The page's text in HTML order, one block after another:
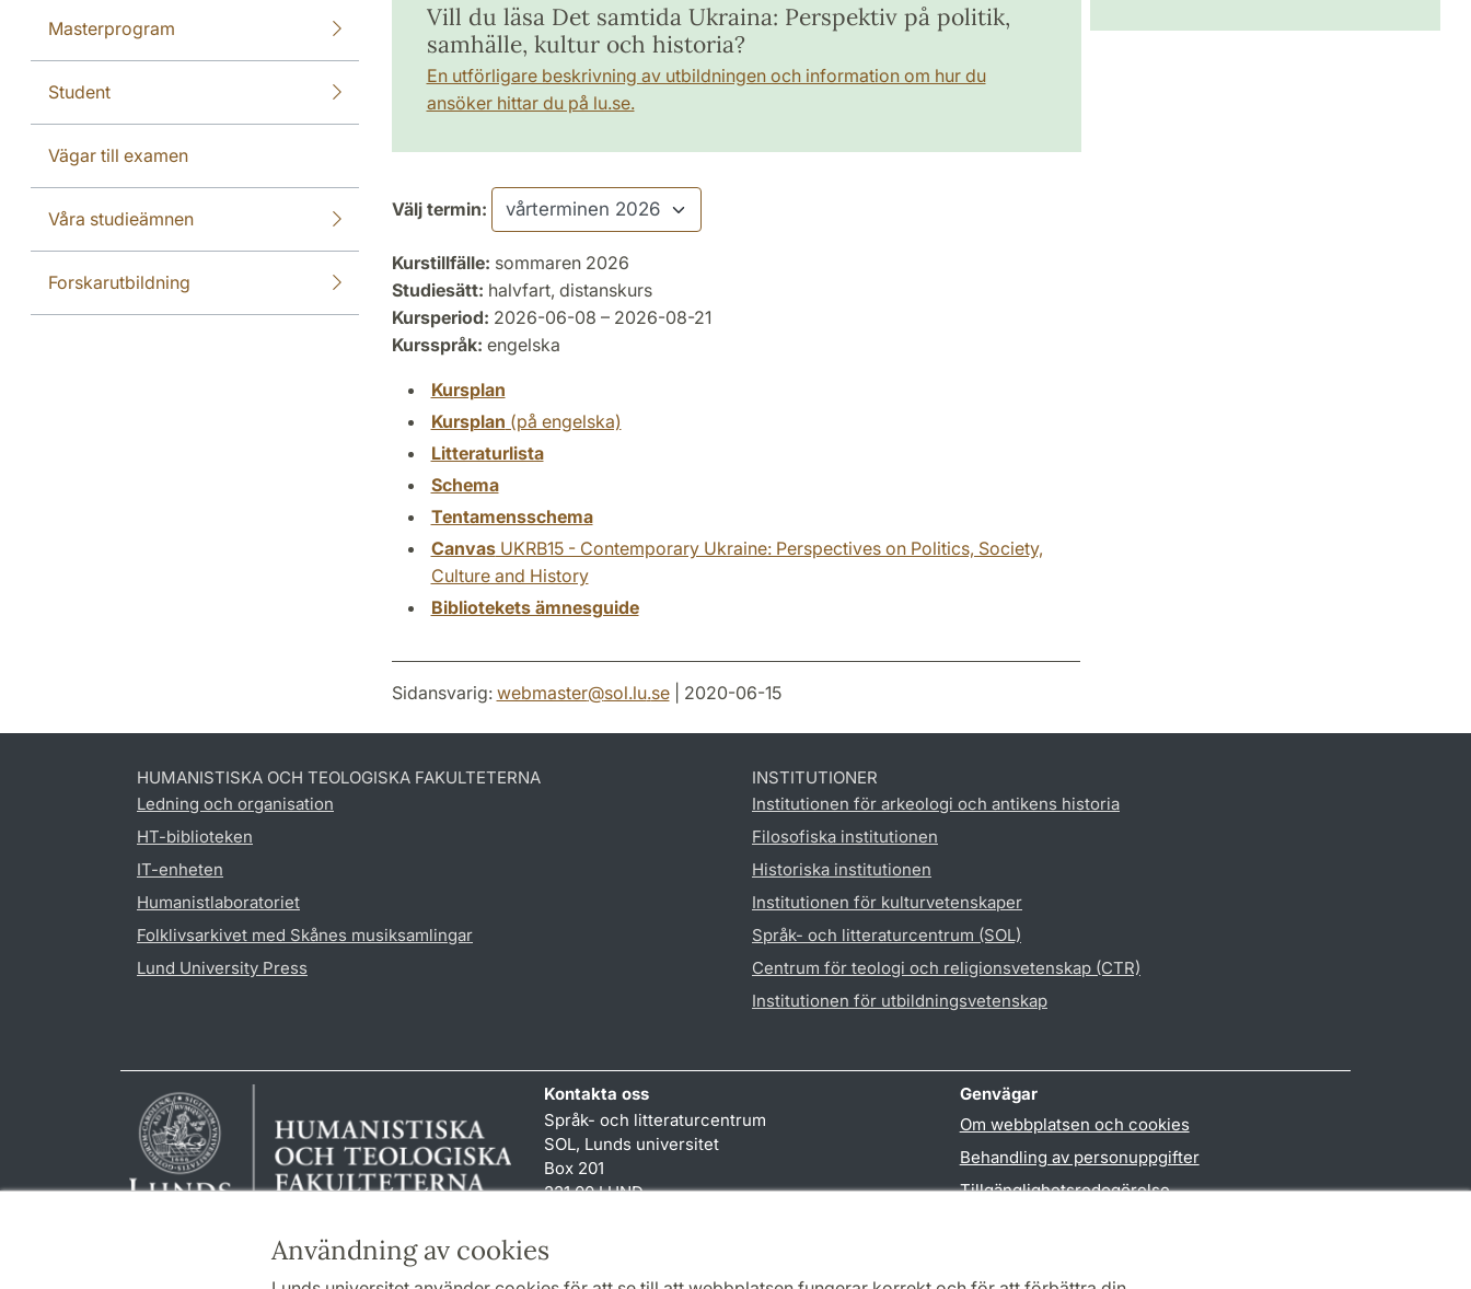
Användning av cookies
Masterprogram
Student
Vägar till examen
Våra studieämnen
Forskarutbildning
Vill du läsa Det samtida Ukraina: Perspektiv på politik,
samhälle, kultur och historia?
En utförligare beskrivning av utbildningen och information om hur du
ansöker hittar du på lu.se.
Välj termin:
Kurstillfälle: sommaren 2026
Studiesätt: halvfart, distanskurs
Kursperiod: 2026-06-08 – 2026-08-21
Kursspråk: engelska
Kursplan
Kursplan (på engelska)
Litteraturlista
Schema
Tentamensschema
CanvasUKRB15 - Contemporary Ukraine: Perspectives on Politics, Society,
Culture and History
Bibliotekets ämnesguide
Sidansvarig: webmaster@sol.lu.se| 2020-06-15
HUMANISTISKA OCH TEOLOGISKA FAKULTETERNA
Ledning och organisation
HT-biblioteken
IT-enheten
Humanistlaboratoriet
Folklivsarkivet med Skånes musiksamlingar
Lund University Press
INSTITUTIONER
Institutionen för arkeologi och antikens historia
Filosofiska institutionen
Historiska institutionen
Institutionen för kulturvetenskaper
Språk- och litteraturcentrum (SOL)
Centrum för teologi och religionsvetenskap (CTR)
Institutionen för utbildningsvetenskap
Kontakta oss
Språk- och litteraturcentrum
SOL, Lunds universitet
Box 201
221 00 LUND
reception
Genvägar
Om webbplatsen och cookies
Behandling av personuppgifter
Tillgänglighetsredogörelse